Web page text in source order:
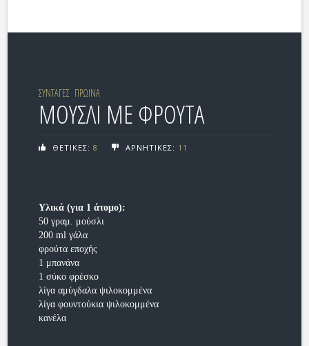
ΣΥΝΤΑΓΕΣ ΠΡΩΙΝΑ
ΜΟΥΣΛΙ ΜΕ ΦΡΟΥΤΑ
ΘΕΤΙΚΕΣ: 8 ΑΡΝΗΤΙΚΕΣ: 11
Υλικά (για 1 άτομο):
50 γραμ. μούσλι
200 ml γάλα
φρούτα εποχής
1 μπανάνα
1 σύκο φρέσκο
λίγα αμύγδαλα ψιλοκομμένα
λίγα φουντούκια ψιλοκομμένα
κανέλα